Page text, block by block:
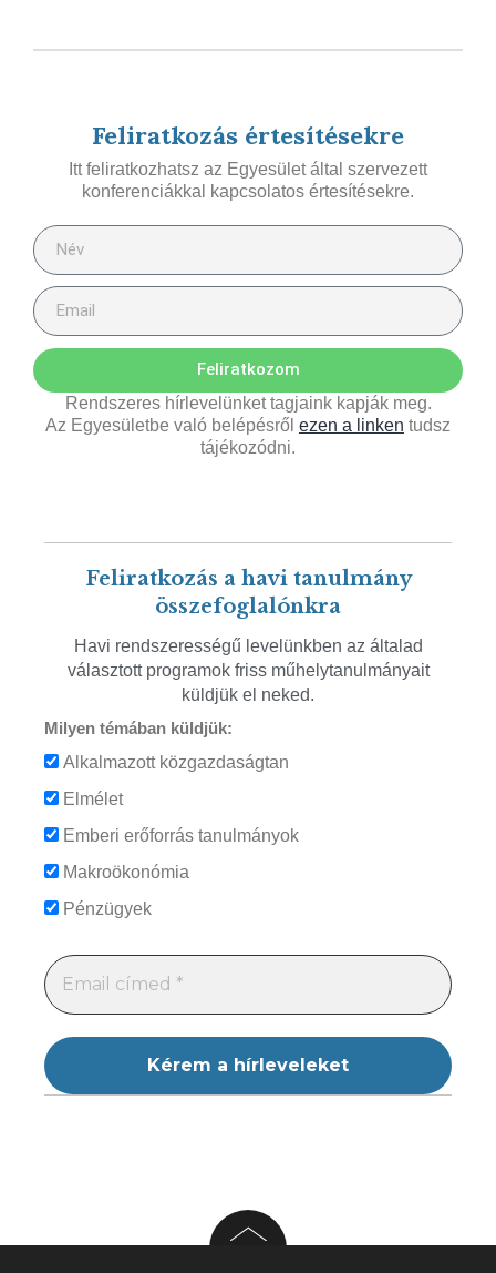
Feliratkozás értesítésekre
Itt feliratkozhatsz az Egyesület által szervezett
konferenciákkal kapcsolatos értesítésekre.
Feliratkozom
Rendszeres hírlevelünket tagjaink kapják meg.
Az Egyesületbe való belépésről ezen a linken tudsz
tájékozódni.
Feliratkozás a havi tanulmány
összefoglalónkra
Havi rendszerességű levelünkben az általad
választott programok friss műhelytanulmányait
küldjük el neked.
Milyen témában küldjük:
Alkalmazott közgazdaságtan
Elmélet
Emberi erőforrás tanulmányok
Makroökonómia
Pénzügyek